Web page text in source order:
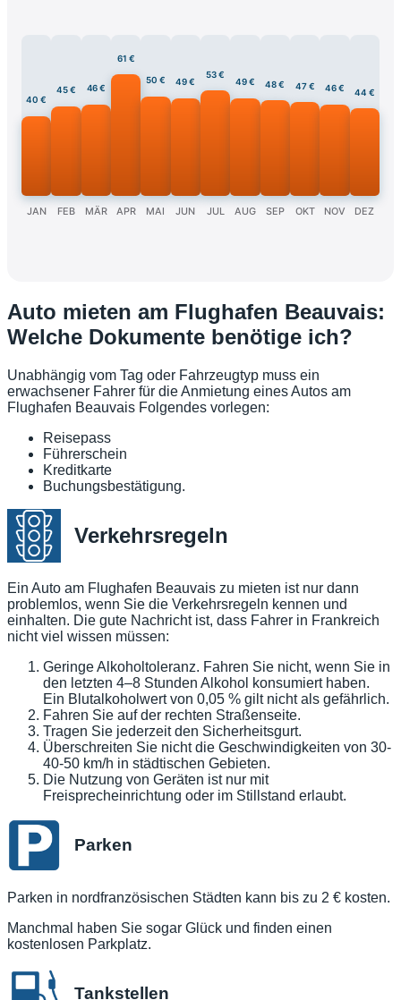
40 €
JAN
45 €
FEB
46 €
MÄR
61 €
APR
50 €
MAI
49 €
JUN
53 €
JUL
49 €
AUG
48 €
SEP
47 €
OKT
46 €
NOV
44 €
DEZ
Auto mieten am Flughafen Beauvais:
Welche Dokumente benötige ich?
Unabhängig vom Tag oder Fahrzeugtyp muss ein
erwachsener Fahrer für die Anmietung eines Autos am
Flughafen Beauvais Folgendes vorlegen:
Reisepass
Führerschein
Kreditkarte
Buchungsbestätigung.
Verkehrsregeln
Ein Auto am Flughafen Beauvais zu mieten ist nur dann
problemlos, wenn Sie die Verkehrsregeln kennen und
einhalten. Die gute Nachricht ist, dass Fahrer in Frankreich
nicht viel wissen müssen:
Geringe Alkoholtoleranz. Fahren Sie nicht, wenn Sie in
den letzten 4–8 Stunden Alkohol konsumiert haben.
Ein Blutalkoholwert von 0,05 % gilt nicht als gefährlich.
Fahren Sie auf der rechten Straßenseite.
Tragen Sie jederzeit den Sicherheitsgurt.
Überschreiten Sie nicht die Geschwindigkeiten von 30-
40-50 km/h in städtischen Gebieten.
Die Nutzung von Geräten ist nur mit
Freisprecheinrichtung oder im Stillstand erlaubt.
Parken
Parken in nordfranzösischen Städten kann bis zu 2 € kosten.
Manchmal haben Sie sogar Glück und finden einen
kostenlosen Parkplatz.
Tankstellen